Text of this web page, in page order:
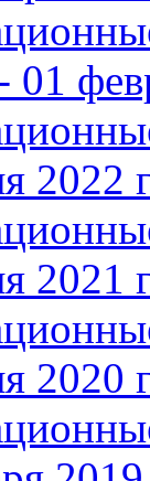
01
2022
2021
2020